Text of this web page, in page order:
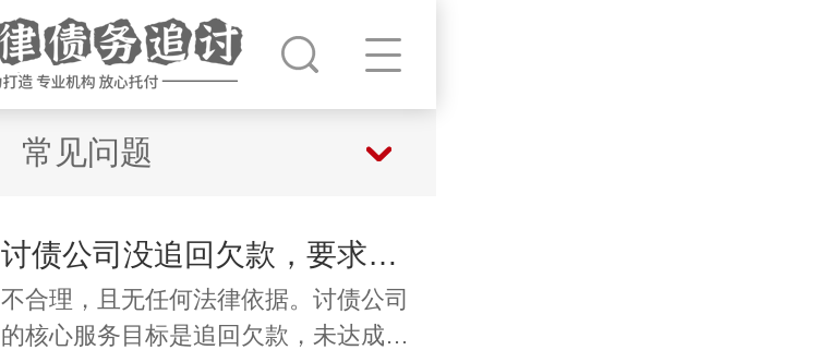
常见问题
讨债公司没追回欠款，要求支付服务费合理吗？
不合理，且无任何法律依据。讨债公司
的核心服务目标是追回欠款，未达成…